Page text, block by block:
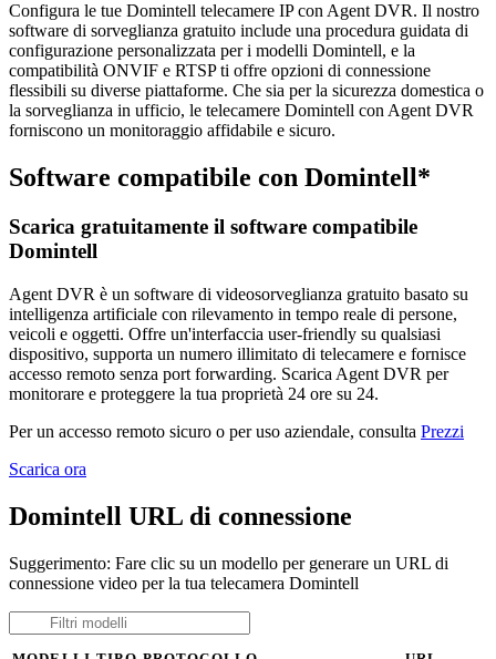
Configura le tue Domintell telecamere IP con Agent DVR. Il nostro
software di sorveglianza gratuito include una procedura guidata di
configurazione personalizzata per i modelli Domintell, e la
compatibilità ONVIF e RTSP ti offre opzioni di connessione
flessibili su diverse piattaforme. Che sia per la sicurezza domestica o
la sorveglianza in ufficio, le telecamere Domintell con Agent DVR
forniscono un monitoraggio affidabile e sicuro.
Software compatibile con Domintell*
Scarica gratuitamente il software compatibile
Domintell
Agent DVR è un software di videosorveglianza gratuito basato su
intelligenza artificiale con rilevamento in tempo reale di persone,
veicoli e oggetti. Offre un'interfaccia user-friendly su qualsiasi
dispositivo, supporta un numero illimitato di telecamere e fornisce
accesso remoto senza port forwarding. Scarica Agent DVR per
monitorare e proteggere la tua proprietà 24 ore su 24.
Per un accesso remoto sicuro o per uso aziendale, consulta Prezzi
Scarica ora
Domintell URL di connessione
Suggerimento: Fare clic su un modello per generare un URL di
connessione video per la tua telecamera Domintell